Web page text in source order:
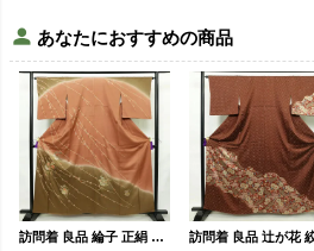
あなたにおすすめの商品
訪問着 良品 綸子 正絹 古典柄 袷仕立て 身丈159cm 裄丈64cm リサイクル着物 着物 刺繍 箔 金彩 入学式 卒業式 七五三 お宮参り フォーマル 菊 茶